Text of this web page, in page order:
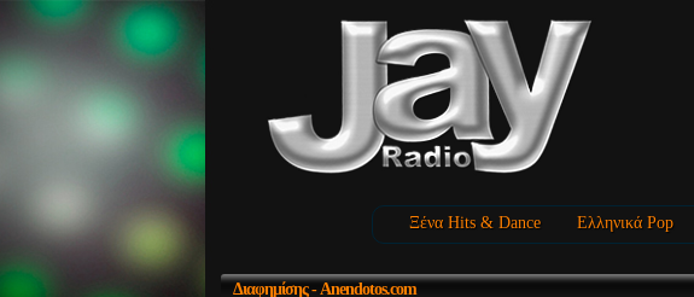
Ξένα Hits & Dance Ελληνικά Pop
Διαφημίσης- Anendotos.com